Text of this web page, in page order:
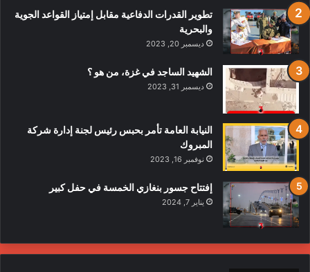
تطوير القدرات الدفاعية مقابل إمتياز القواعد الجوية
والبحرية
ديسمبر 20, 2023
الشهيد الساجد في غزة، من هو ؟
ديسمبر 31, 2023
النيابة العامة تأمر بحبس رئيس لجنة إدارة شركة
المبروك
نوفمبر 16, 2023
إفتتاح جسور بنغازي الخمسة في حفل كبير
يناير 7, 2024